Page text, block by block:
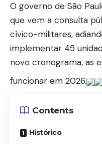
O governo de São
que vem a consulta
cívico-militares,
implementar 45
novo cronograma, as
funcionar em 2026.
Contents
Histórico